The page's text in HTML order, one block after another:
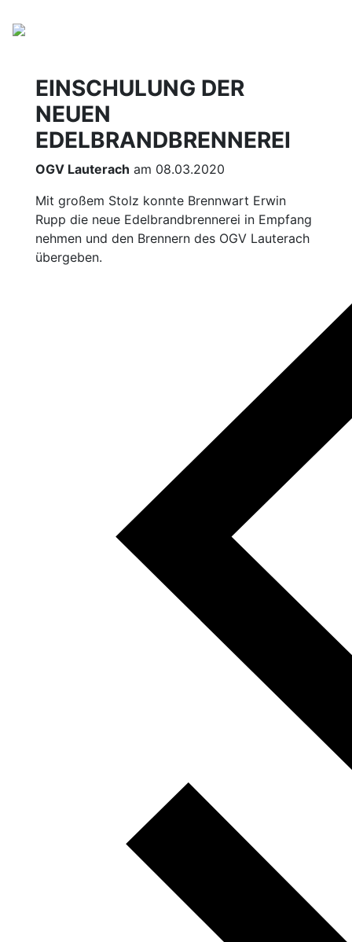
EINSCHULUNG DER
NEUEN
EDELBRANDBRENNEREI
OGV Lauterach am 08.03.2020
Mit großem Stolz konnte Brennwart Erwin
Rupp die neue Edelbrandbrennerei in Empfang
nehmen und den Brennern des OGV Lauterach
übergeben.